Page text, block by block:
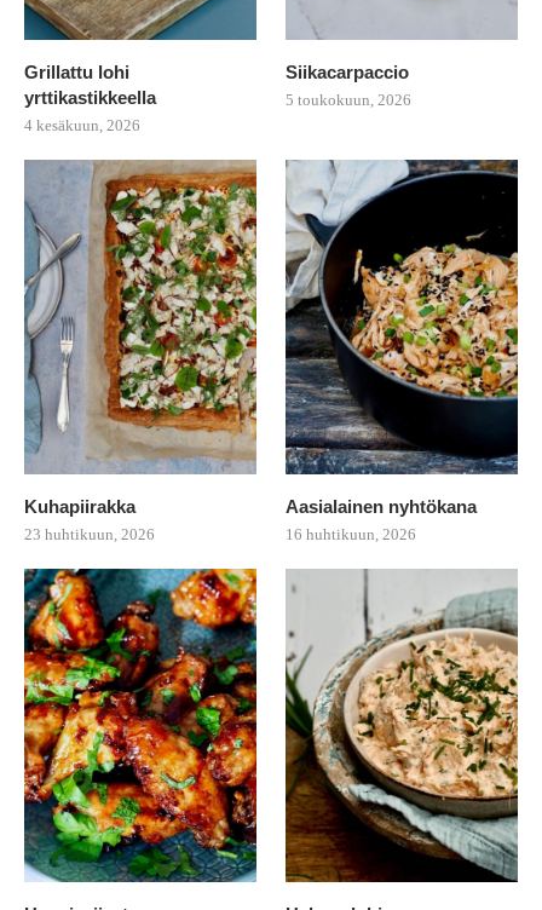
Grillattu lohi
yrttikastikkeella
4 kesäkuun, 2026
Siikacarpaccio
5 toukokuun, 2026
Kuhapiirakka
23 huhtikuun, 2026
Aasialainen nyhtökana
16 huhtikuun, 2026